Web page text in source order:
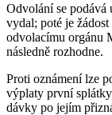
Odvolání se podává
vydal; poté je
odvolacímu orgánu
následně rozhodne.
Proti oznámení lze
výplaty první
dávky po jejím